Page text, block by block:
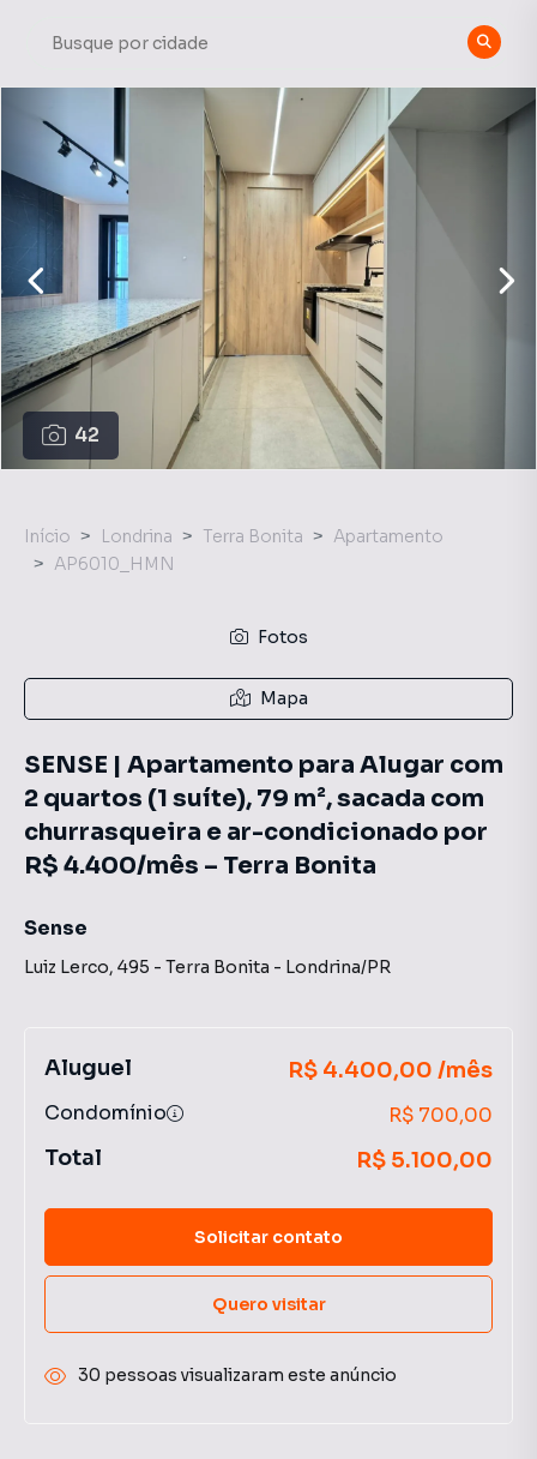
42
Início Londrina Terra Bonita
Apartamento
AP6010_HMN
Fotos
Mapa
SENSE | Apartamento para Alugar com
2 quartos (1 suíte), 79 m², sacada com
churrasqueira e ar-condicionado por
R$ 4.400/mês – Terra Bonita
Sense
Luiz Lerco, 495 - Terra Bonita - Londrina/PR
Aluguel R$ 4.400,00 /mês
Condomínio R$ 700,00
Total R$ 5.100,00
Solicitar contato
Quero visitar
30 pessoas visualizaram este anúncio